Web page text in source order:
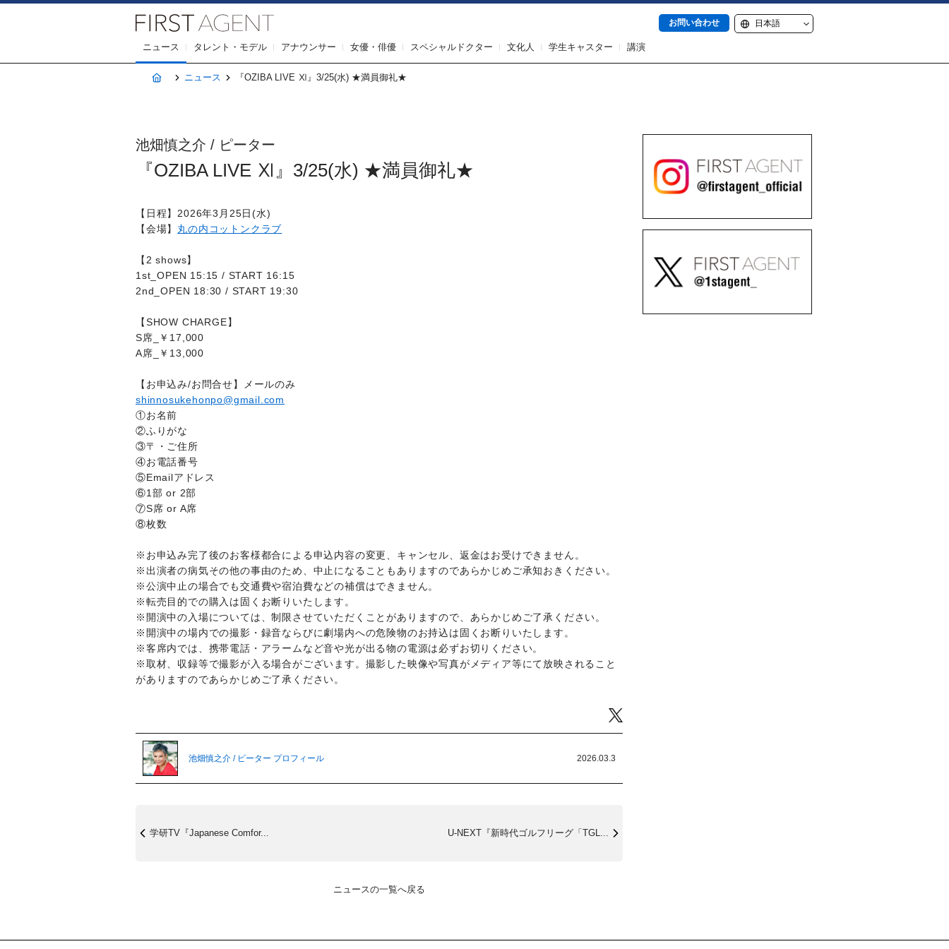
お問い合わせ
ニュース タレント・モデル アナウンサー 女優・俳優 スペシャルドクター 文化人 学生キャスター 講演
ホームニュース 『OZIBA LIVE Ⅺ』3/25(水) ★満員御礼★
池畑慎之介 / ピーター
『OZIBA LIVE Ⅺ』3/25(水) ★満員御礼★
【日程】2026年3月25日(水)
【会場】 丸の内コットンクラブ
【2 shows】
1st_OPEN 15:15 / START 16:15
2nd_OPEN 18:30 / START 19:30
【SHOW CHARGE】
S席_￥17,000
A席_￥13,000
【お申込み/お問合せ】メールのみ
shinnosukehonpo@gmail.com
①お名前
②ふりがな
③〒・ご住所
④お電話番号
⑤Emailアドレス
⑥1部 or 2部
⑦S席 or A席
⑧枚数
※お申込み完了後のお客様都合による申込内容の変更、キャンセル、返金はお受けできません。
※出演者の病気その他の事由のため、中止になることもありますのであらかじめご承知おきください。
※公演中止の場合でも交通費や宿泊費などの補償はできません。
※転売目的での購入は固くお断りいたします。
※開演中の入場については、制限させていただくことがありますので、あらかじめご了承ください。
※開演中の場内での撮影・録音ならびに劇場内への危険物のお持込は固くお断りいたします。
※客席内では、携帯電話・アラームなど音や光が出る物の電源は必ずお切りください。
※取材、収録等で撮影が入る場合がございます。撮影した映像や写真がメディア等にて放映されること
がありますのであらかじめご了承ください。
池畑慎之介 / ピーター プロフィール 2026.03.3
学研TV『Japanese Comfor... U-NEXT『新時代ゴルフリーグ「TGL...
ニュースの一覧へ戻る